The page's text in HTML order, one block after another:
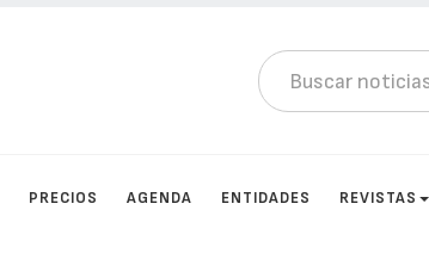
PRECIOS AGENDA ENTIDADES REVISTAS